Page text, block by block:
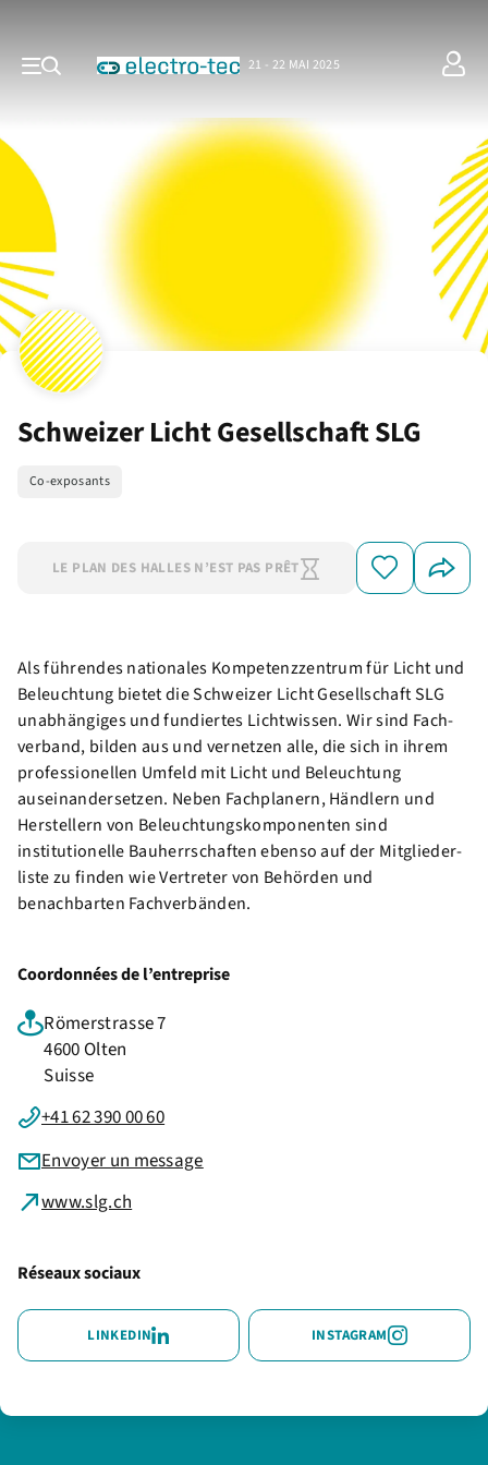
21 - 22 MAI 2025
Schweizer Licht Gesellschaft SLG
Co-exposants
LE PLAN DES HALLES N’EST PAS PRÊT
Als führendes nationales Kompetenz­zentrum für Licht und
Be­leuch­tung bietet die Schweizer Licht Gesellschaft SLG
unabhängiges und fundiertes Licht­wissen. Wir sind Fach­
verband, bilden aus und ver­netzen alle, die sich in ihrem
professionellen Umfeld mit Licht und Beleuch­tung
auseinander­setzen. Neben Fach­planern, Händlern und
Herstellern von Beleuchtungs­kompo­nenten sind
institutionelle Bauherr­schaften ebenso auf der Mitglieder­
liste zu finden wie Vertreter von Behörden und
benachbarten Fach­verbänden.
Coordonnées de l’entreprise
Römerstrasse 7
4600 Olten
Suisse
+41 62 390 00 60
Envoyer un message
www.slg.ch
Réseaux sociaux
LINKEDIN INSTAGRAM